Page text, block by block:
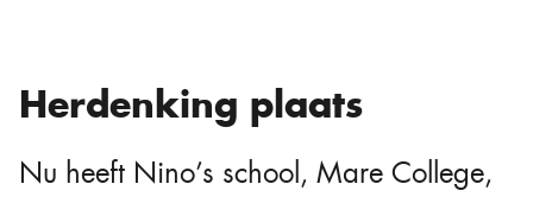
Herdenking plaats
Nu heeft Nino’s school, Mare College,